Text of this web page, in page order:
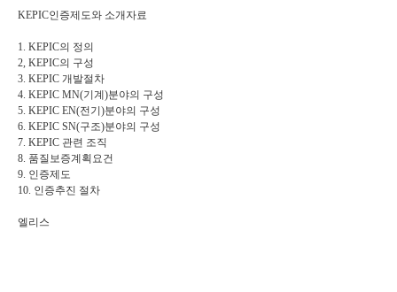
KEPIC인증제도와 소개자료
1. KEPIC의 정의
2, KEPIC의 구성
3. KEPIC 개발절차
4. KEPIC MN(기계)분야의 구성
5. KEPIC EN(전기)분야의 구성
6. KEPIC SN(구조)분야의 구성
7. KEPIC 관련 조직
8. 품질보증계획요건
9. 인증제도
10. 인증추진 절차
엘리스